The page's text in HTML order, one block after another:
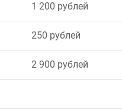
1 200 рублей
250 рублей
2 900 рублей